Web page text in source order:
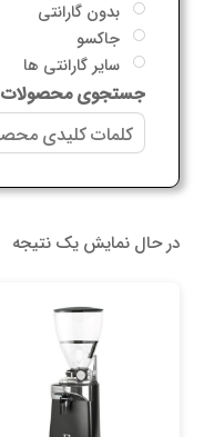
بدون گارانتی
جاکسو
سایر گارانتی ها
جستجوی محصولات
در حال نمایش یک نتیجه